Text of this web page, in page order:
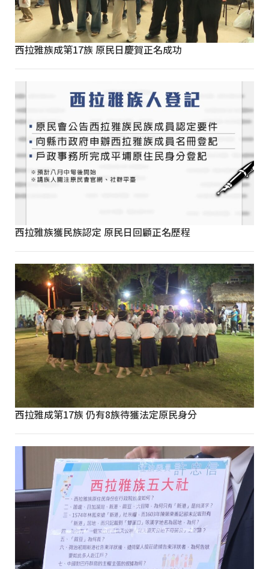
西拉雅族成第17族 原民日慶賀正名成功
西拉雅族獲民族認定 原民日回顧正名歷程
西拉雅成第17族 仍有8族待獲法定原民身分